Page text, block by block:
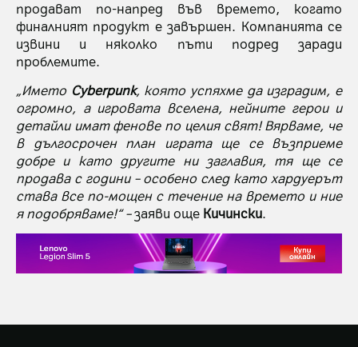
продават по-напред във времето, когато
финалният продукт е завършен. Компанията се
извини и няколко пъти подред заради
проблемите.
„Името Cyberpunk, която успяхме да изградим, е
огромно, а игровата вселена, нейните герои и
детайли имат фенове по целия свят! Вярваме, че
в дългосрочен план играта ще се възприеме
добре и като другите ни заглавия, тя ще се
продава с години – особено след като хардуерът
става все по-мощен с течение на времето и ние
я подобряваме!“ –заяви още Кичински.